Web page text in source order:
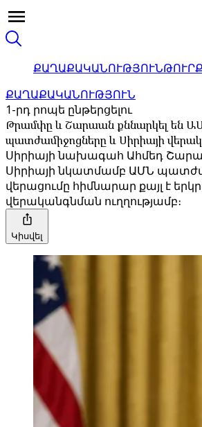
ՔԱՂԱՔԱԿԱՆՈՒԹՅՈՒՆ
ՔԱՂԱՔԱԿԱՆՈՒԹՅՈՒՆ
1-րդ րոպե ընթերցելու
Թրամփը և Շարաան քննարկել են
պատժամիջոցները և Սիրիայի
Սիրիայի նախագահ Ահմեդ
Սիրիայի նկատմամբ ԱՄՆ
վերացումը հիմնարար քայլ է
վերականգնման ուղղությամբ։
Կիսվել